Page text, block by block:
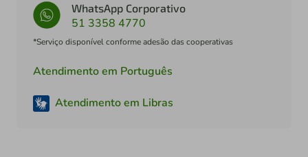
WhatsApp Corporativo
51 3358 4770
*Serviço disponível conforme adesão das cooperativas
Atendimento em Português
Atendimento em Libras